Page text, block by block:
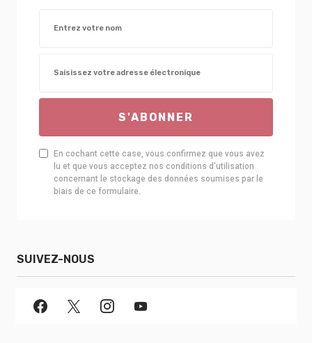
S'ABONNER
En cochant cette case, vous confirmez que vous avez
lu et que vous acceptez nos conditions d'utilisation
concernant le stockage des données soumises par le
biais de ce formulaire.
SUIVEZ-NOUS